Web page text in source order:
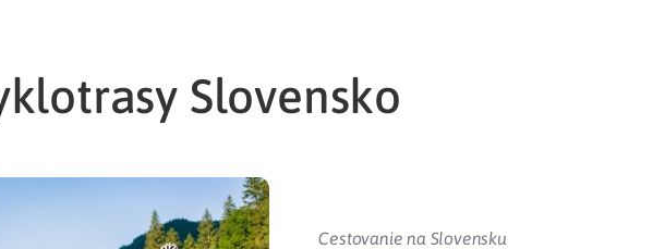
Zmena zdravotnej poisťovne
Poistenie novorodenca v pohodlí domova
Slovensko
Cestovanie na Slovensku